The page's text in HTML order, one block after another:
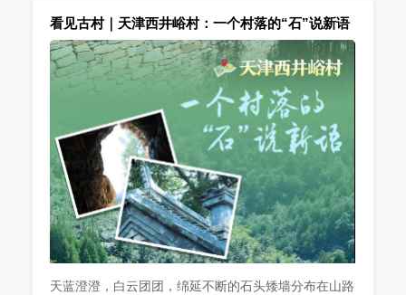
看见古村｜天津西井峪村：一个村落的“石”说新语
天蓝澄澄，白云团团，绵延不断的石头矮墙分布在山路